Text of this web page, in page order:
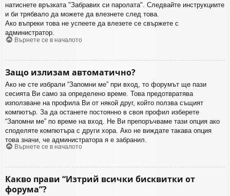
натиснете връзката "Забравих си паролата". Следвайте инструкциите
и би трябвало да можете да влезнете след това.
Ако въпреки това не успеете да влезете се свържете с
администратор.
Върнете се в началото
Защо излизам автоматично?
Ако не сте избрали “Запомни ме” при вход, то форумът ще пази
сесията Ви само за определено време. Това предотвратява
използване на профила Ви от някой друг, който ползва същият
компютър. За да останете постоянно в своя профил изберете
“Запомни ме” по време на вход. Не Ви препоръчваме тази опция ако
споделяте компютъра с други хора. Ако не виждате такава опция
това значи, че администратора я е забранил.
Върнете се в началото
Какво прави “Изтрий всички бисквитки от
форума”?